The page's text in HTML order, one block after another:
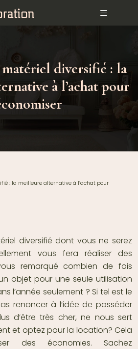
diversifié : la
à l’achat pour
: la meilleure alternative à l’achat pour
diversifié dont vous ne serez
vous fera réaliser des
remarqué combien de fois
objet pour une seule utilisation
l’année seulement ? Si tel est le
renoncer à l’idée de posséder
d’être très cher, ne nous sert
et optez pour la location? Cela
des économies. Sachez